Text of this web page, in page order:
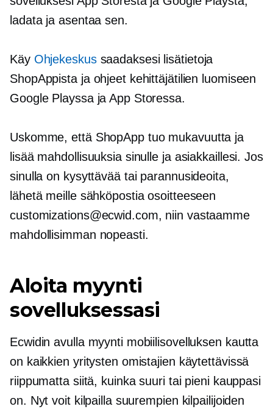
ladata ja asentaa sen.
Käy Ohjekeskussaadaksesi lisätietoja
ShopAppista ja ohjeet kehittäjätilien luomiseen
Google Playssa ja App Storessa.
Uskomme, että ShopApp tuo mukavuutta ja
lisää mahdollisuuksia sinulle ja asiakkaillesi. Jos
sinulla on kysyttävää tai parannusideoita,
lähetä meille sähköpostia osoitteeseen
customizations@ecwid.com, niin vastaamme
mahdollisimman nopeasti.
Aloita myynti
sovelluksessasi
Ecwidin avulla myynti mobiilisovelluksen kautta
on kaikkien yritysten omistajien käytettävissä
riippumatta siitä, kuinka suuri tai pieni kauppasi
on. Nyt voit kilpailla suurempien kilpailijoiden